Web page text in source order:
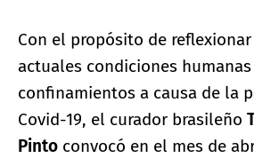
Con el propósito de
actuales condiciones
confinamientos a causa de la
Covid-19, el curador brasileño
Pinto convocó en el mes de